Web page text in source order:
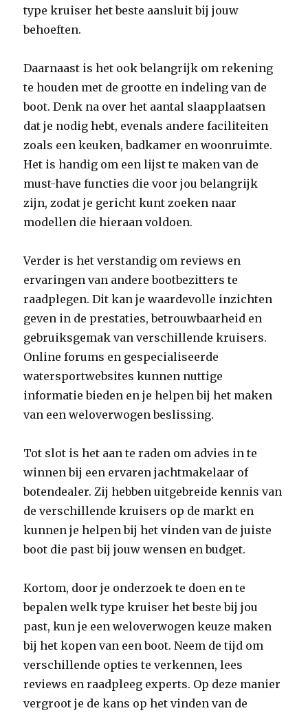
type kruiser het beste aansluit bij jouw
behoeften.
Daarnaast is het ook belangrijk om rekening
te houden met de grootte en indeling van de
boot. Denk na over het aantal slaapplaatsen
dat je nodig hebt, evenals andere faciliteiten
zoals een keuken, badkamer en woonruimte.
Het is handig om een lijst te maken van de
must-have functies die voor jou belangrijk
zijn, zodat je gericht kunt zoeken naar
modellen die hieraan voldoen.
Verder is het verstandig om reviews en
ervaringen van andere bootbezitters te
raadplegen. Dit kan je waardevolle inzichten
geven in de prestaties, betrouwbaarheid en
gebruiksgemak van verschillende kruisers.
Online forums en gespecialiseerde
watersportwebsites kunnen nuttige
informatie bieden en je helpen bij het maken
van een weloverwogen beslissing.
Tot slot is het aan te raden om advies in te
winnen bij een ervaren jachtmakelaar of
botendealer. Zij hebben uitgebreide kennis van
de verschillende kruisers op de markt en
kunnen je helpen bij het vinden van de juiste
boot die past bij jouw wensen en budget.
Kortom, door je onderzoek te doen en te
bepalen welk type kruiser het beste bij jou
past, kun je een weloverwogen keuze maken
bij het kopen van een boot. Neem de tijd om
verschillende opties te verkennen, lees
reviews en raadpleeg experts. Op deze manier
vergroot je de kans op het vinden van de